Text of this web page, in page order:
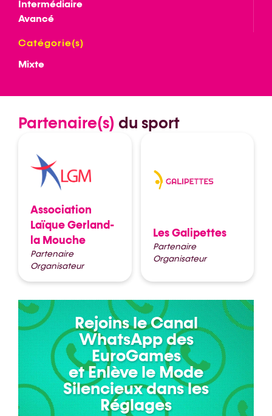
Intermédiaire
Avancé
Catégorie(s)
Mixte
Partenaire(s) du sport
Association
Laïque Gerland-
la Mouche
Partenaire
Organisateur
Les Galipettes
Partenaire
Organisateur
Rejoins le Canal
WhatsApp des
EuroGames
et Enlève le Mode
Silencieux dans les
Réglages